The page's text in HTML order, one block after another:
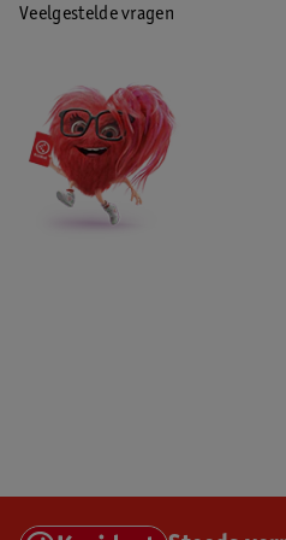
Veelgestelde vragen